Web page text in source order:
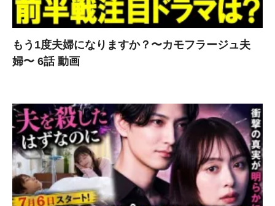
もう1度夫婦になりますか？〜カモフラージュ夫
婦〜 6話 動画